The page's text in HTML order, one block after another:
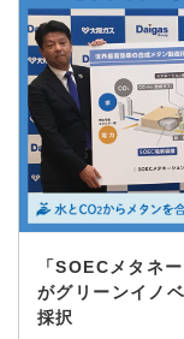
「SOECメタネ
がグリーンイノ
採択